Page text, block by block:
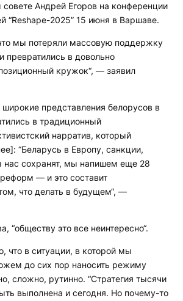
Андрей Егоров на конференции
“Reshape-2025” 15 июня в Варшаве.
мы потеряли массовую поддержку
превратились в довольно
кружок“, — заявил
широкие представления белорусов в
в традиционный
нарратив, который
“Беларусь в Европу, санкции,
нас сохранят, мы напишем еще 28
— и это составит
что делать в будущем“, —
“обществу это все неинтересно“.
что в ситуации, в которой мы
до сих пор наносить режиму
сложно, рутинно. “Стратегия тысячи
выполнена и сегодня. Но почему-то